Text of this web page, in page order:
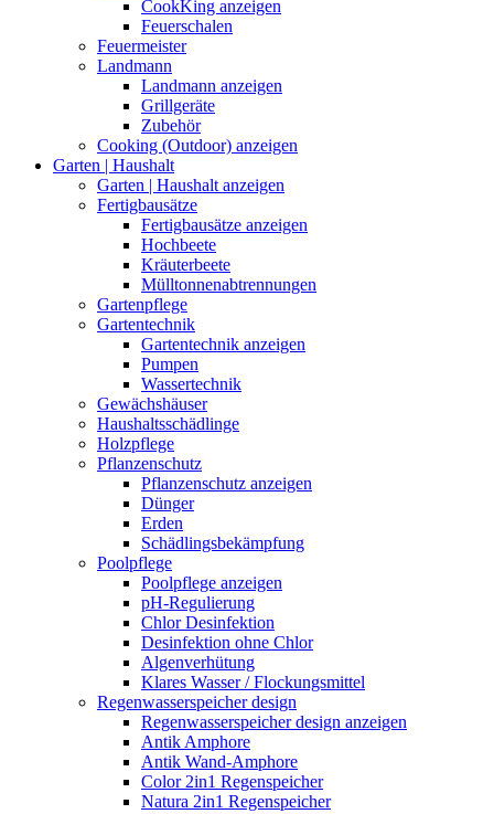
CookKing anzeigen
Feuerschalen
Feuermeister
Landmann
Landmann anzeigen
Grillgeräte
Zubehör
Cooking (Outdoor) anzeigen
Garten | Haushalt
Garten | Haushalt anzeigen
Fertigbausätze
Fertigbausätze anzeigen
Hochbeete
Kräuterbeete
Mülltonnenabtrennungen
Gartenpflege
Gartentechnik
Gartentechnik anzeigen
Pumpen
Wassertechnik
Gewächshäuser
Haushaltsschädlinge
Holzpflege
Pflanzenschutz
Pflanzenschutz anzeigen
Dünger
Erden
Schädlingsbekämpfung
Poolpflege
Poolpflege anzeigen
pH-Regulierung
Chlor Desinfektion
Desinfektion ohne Chlor
Algenverhütung
Klares Wasser / Flockungsmittel
Regenwasserspeicher design
Regenwasserspeicher design anzeigen
Antik Amphore
Antik Wand-Amphore
Color 2in1 Regenspeicher
Natura 2in1 Regenspeicher